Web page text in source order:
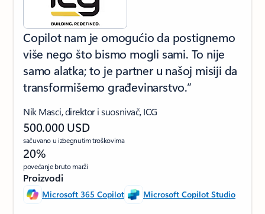
Copilot nam je omogućio da postignemo
više nego što bismo mogli sami. To nije
samo alatka; to je partner u našoj misiji da
transformišemo građevinarstvo.”
Nik Masci, direktor i suosnivač, ICG
500.000 USD
sačuvano u izbegnutim troškovima
20%
povećanje bruto marži
Proizvodi
Microsoft 365 Copilot Microsoft Copilot Studio